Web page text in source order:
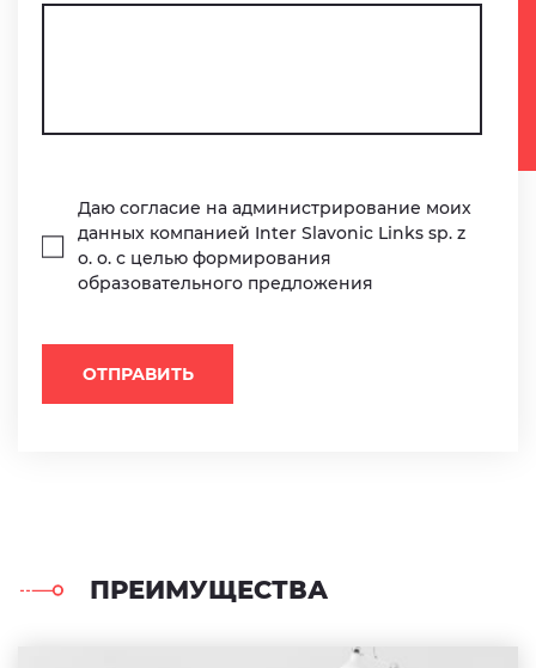
Даю согласие на администрирование моих
данных компанией Inter Slavonic Links sp. z
o. o. с целью формирования
образовательного предложения
ОТПРАВИТЬ
ПРЕИМУЩЕСТВА